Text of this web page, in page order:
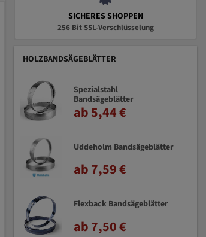
SICHERES SHOPPEN
256 Bit SSL-Verschlüsselung
HOLZBANDSÄGEBLÄTTER
Spezialstahl
Bandsägeblätter
ab 5,44 €
Uddeholm Bandsägeblätter
ab 7,59 €
Flexback Bandsägeblätter
ab 7,50 €